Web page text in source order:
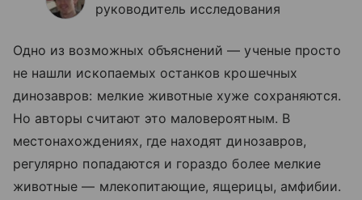
руководитель исследования
Одно из возможных объяснений — ученые просто
не нашли ископаемых останков крошечных
динозавров: мелкие животные хуже сохраняются.
Но авторы считают это маловероятным. В
местонахождениях, где находят динозавров,
регулярно попадаются и гораздо более мелкие
животные — млекопитающие, ящерицы, амфибии.